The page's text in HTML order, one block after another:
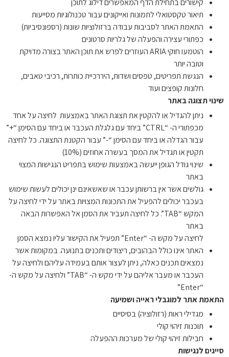
קישורים בתחילת הדף המאפשרים דילוג לתוכן
תיאור טקסטואלי לתמונות ואייקונים עבור טכנולוגיות מסייעות
התאמת האתר לסביבות עבודה ברזולוציות שונות (רספונסיביות)
כפתורי עצירה והפעלה של גלריות סרטונים
הוטמעו חוקי ARIA העוזרים לפרש את תוכן האתר בצורה מדויקת
וטובה יותר
הנגשת תפריטים, טפסים ושדות, היררכיית כותרות, רכיבי טאבים,
חלונות קופצים ועוד
שינוי תצוגה באתר
ניתן להגדיל או להקטין את תצוגת האתר באמצעות לחיצה על אחד
מכפתורי ה- “CTRL” ביחד עם גלגלת העכבר או ביחד עם הסימן “+”
עבור הגדלה או ביחד עם הסימן “-” עבור הקטנת התצוגה. כל לחיצה
תקטין או תגדיל את המסך בעשרה אחוזים (10%)
שינוי גודל הגופן ייעשה באמצעות שימוש בתפריט הנגישות המצוי
באתר
גולשים אשר אין ברשותן עכבר או שאשאינם ינן יכולים לעשות שימוש
בעכבר יכולים להפעיל את התכונות המצויות באתר על ידי לחיצה על
המקש “TAB”. כל לחיצה תעביר את הסמן אל האפשרות הבאה
באתר
לחיצה על מקש ה- “Enter” תפעיל את הקישור עליו נמצא הסמן
האתר אינו כולל הבהובים, ריצודים ותכנים בתנועה. במקומות אשר
נמצאים תכנים כאלה, ניתן לעצור אותם בעמידה עליהם ולחיצה על
העכבר או מעבר אליהם על ידי מקש ה- “TAB” ולחיצה על מקש ה-
“Enter”
התאמת אתר למוגבלי ראייה ושמיעה
מגדילי ראות (רזולוציה) בסיסיים
תוכנות זיהוי קולי
חבילות זיהוי קולי של מערכות ההפעלה
סייגים לנגישות